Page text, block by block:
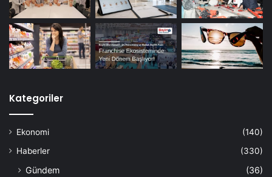
Kategoriler
Ekonomi
(140)
Haberler
(330)
Gündem
(36)